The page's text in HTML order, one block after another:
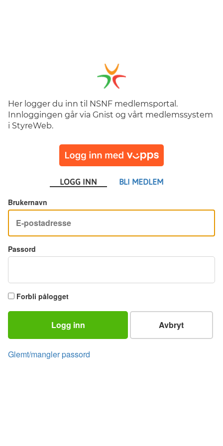
Her logger du inn til NSNF medlemsportal.
Innloggingen går via Gnist og vårt medlemssystem
i StyreWeb.
LOGG INN BLI MEDLEM
Brukernavn
Passord
Forbli pålogget
Logg inn Avbryt
Glemt/mangler passord